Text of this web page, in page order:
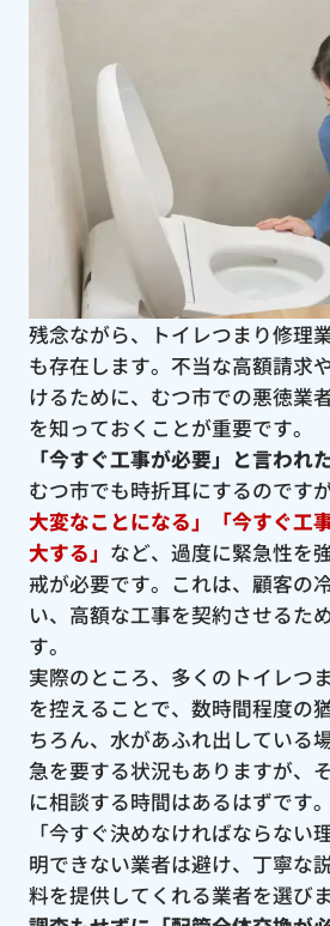
残念ながら、トイレつまり修理
も存在します。不当な高額請求
けるために、むつ市での悪徳業
を知っておくことが重要です。
「今すぐ工事が必要」と言われ
むつ市でも時折耳にするのですが
大変なことになる」「今すぐ工
大する」 など、過度に緊急性を
戒が必要です。これは、顧客の
い、高額な工事を契約させるた
す。
実際のところ、多くのトイレつ
を控えることで、数時間程度の
ちろん、水があふれ出している
急を要する状況もありますが、
に相談する時間はあるはずです。
「今すぐ決めなければならない
明できない業者は避け、丁寧な
料を提供してくれる業者を選びま